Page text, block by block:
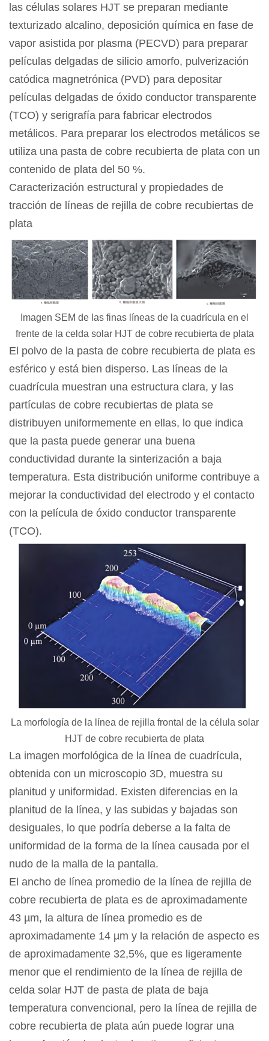
las células solares HJT se preparan mediante
texturizado alcalino, deposición química en fase de
vapor asistida por plasma (PECVD) para preparar
películas delgadas de silicio amorfo, pulverización
catódica magnetrónica (PVD) para depositar
películas delgadas de óxido conductor transparente
(TCO) y serigrafía para fabricar electrodos
metálicos. Para preparar los electrodos metálicos se
utiliza una pasta de cobre recubierta de plata con un
contenido de plata del 50 %.
Caracterización estructural y propiedades de
tracción de líneas de rejilla de cobre recubiertas de
plata
Imagen SEM de las finas líneas de la cuadrícula en el
frente de la celda solar HJT de cobre recubierta de plata
El polvo de la pasta de cobre recubierta de plata es
esférico y está bien disperso. Las líneas de la
cuadrícula muestran una estructura clara, y las
partículas de cobre recubiertas de plata se
distribuyen uniformemente en ellas, lo que indica
que la pasta puede generar una buena
conductividad durante la sinterización a baja
temperatura. Esta distribución uniforme contribuye a
mejorar la conductividad del electrodo y el contacto
con la película de óxido conductor transparente
(TCO).
La morfología de la línea de rejilla frontal de la célula solar
HJT de cobre recubierta de plata
La imagen morfológica de la línea de cuadrícula,
obtenida con un microscopio 3D, muestra su
planitud y uniformidad. Existen diferencias en la
planitud de la línea, y las subidas y bajadas son
desiguales, lo que podría deberse a la falta de
uniformidad de la forma de la línea causada por el
nudo de la malla de la pantalla.
El ancho de línea promedio de la línea de rejilla de
cobre recubierta de plata es de aproximadamente
43 µm, la altura de línea promedio es de
aproximadamente 14 µm y la relación de aspecto es
de aproximadamente 32,5%, que es ligeramente
menor que el rendimiento de la línea de rejilla de
celda solar HJT de pasta de plata de baja
temperatura convencional, pero la línea de rejilla de
cobre recubierta de plata aún puede lograr una